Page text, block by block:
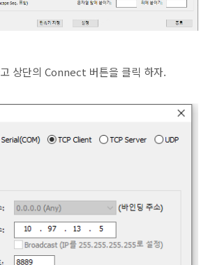
상단의 Connect 버튼을 클릭 하자.